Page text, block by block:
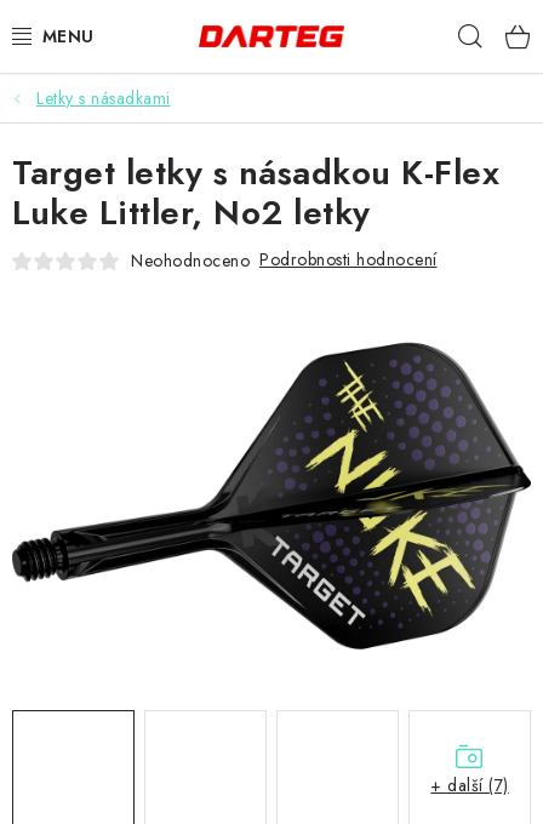
na
ŠIPKY
TERČE
DOPLŇKY K TERČI
PŘÍSLUŠENSTVÍ
Letky s násadkami
Target letky s násadkou K-Flex
Luke Littler, No2 letky
Neohodnoceno Podrobnosti hodnocení
+ další (7)